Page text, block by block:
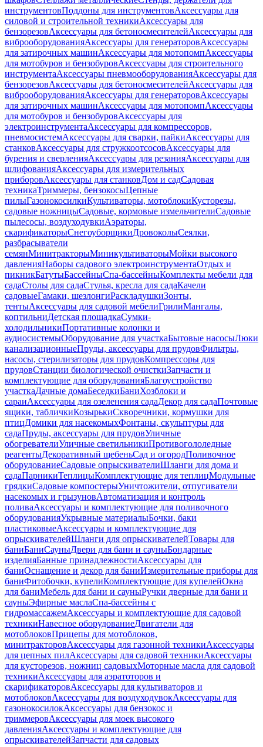
инструментовПоддоны для инструментовАксессуары для
силовой и строительной техникиАксессуары для
бензорезовАксессуары для бетоносмесителейАксессуары для
виброоборудованияАксессуары для генераторовАксессуары
для затирочных машинАксессуары для мотопомпАксессуары
для мотобуров и бензобуровАксессуары для строительного
инструментаАксессуары пневмооборудованияАксессуары для
бензорезовАксессуары для бетоносмесителейАксессуары для
виброоборудованияАксессуары для генераторовАксессуары
для затирочных машинАксессуары для мотопомпАксессуары
для мотобуров и бензобуровАксессуары для
электроинструментаАксессуары для компрессоров,
пневмосистемАксессуары для сварки, пайкиАксессуары для
станковАксессуары для стружкоотсосовАксессуары для
бурения и сверленияАксессуары для резанияАксессуары для
шлифованияАксессуары для измерительных
приборовАксессуары для станковДом и садСадовая
техникаТриммеры, бензокосыЦепные
пилыГазонокосилкиКультиваторы, мотоблокиКусторезы,
садовые ножницыСадовые, кормовые измельчителиСадовые
пылесосы, воздуходувкиАэраторы,
скарификаторыСнегоуборщикиДровоколыСеялки,
разбрасыватели
семянМинитракторыМиникультиваторыМойки высокого
давленияНаборы садового электроинструментаОтдых и
пикникБатутыБассейныСпа-бассейныКомплекты мебели для
садаСтолы для садаСтулья, кресла для садаКачели
садовыеГамаки, шезлонгиРаскладушкиЗонты,
тентыАксессуары для садовой мебелиГрилиМангалы,
коптильниДетская площадкаСумки-
холодильникиПортативные колонки и
аудиосистемыОборудование для участкаБытовые насосыЛюки
канализационныеПруды, аксессуары для прудовФильтры,
насосы, стерилизаторы для прудовКомпрессоры для
прудовСтанции биологической очисткиЗапчасти и
комплектующие для оборудованияБлагоустройство
участкаДачные домаБеседкиБаниХозблоки и
сараиАксессуары для озеленения садаДекор для садаПочтовые
ящики, табличкиКозырькиСкворечники, кормушки для
птицДомики для насекомыхФонтаны, скульптуры для
садаПруды, аксессуары для прудовУличные
обогревателиУличные светильникиПротивогололедные
реагентыДекоративный щебеньСад и огородПоливочное
оборудованиеСадовые опрыскивателиШланги для дома и
садаПарникиТеплицыКомплектующие для теплицМодульные
грядкиСадовые компостерыУничтожители, отпугиватели
насекомых и грызуновАвтоматизация и контроль
поливаАксессуары и комплектующие для поливочного
оборудованияУкрывные материалыБочки, баки
пластиковыеАксессуары и комплектующие для
опрыскивателейШланги для опрыскивателейТовары для
баниБаниСауныДвери для бани и сауныБондарные
изделияБанные принадлежностиАксессуары для
баниОснащение и декор для баниИзмерительные приборы для
баниФитобочки, купелиКомплектующие для купелейОкна
для баниМебель для бани и сауныРучки дверные для бани и
сауныЭфирные маслаСпа-бассейны с
гидромассажемАксессуары и комплектующие для садовой
техникиНавесное оборудованиеДвигатели для
мотоблоковПрицепы для мотоблоков,
минитракторовАксессуары для газонной техникиАксессуары
для цепных пилАксессуары для садовой техникиАксессуары
для кусторезов, ножниц садовыхМоторные масла для садовой
техникиАксессуары для аэратоторов и
скарификаторовАксессуары для культиваторов и
мотоблоковАксессуары для воздуходувокАксессуары для
газонокосилокАксессуары для бензокос и
триммеровАксессуары для моек высокого
давленияАксессуары и комплектующие для
опрыскивателейЗапчасти для садовых